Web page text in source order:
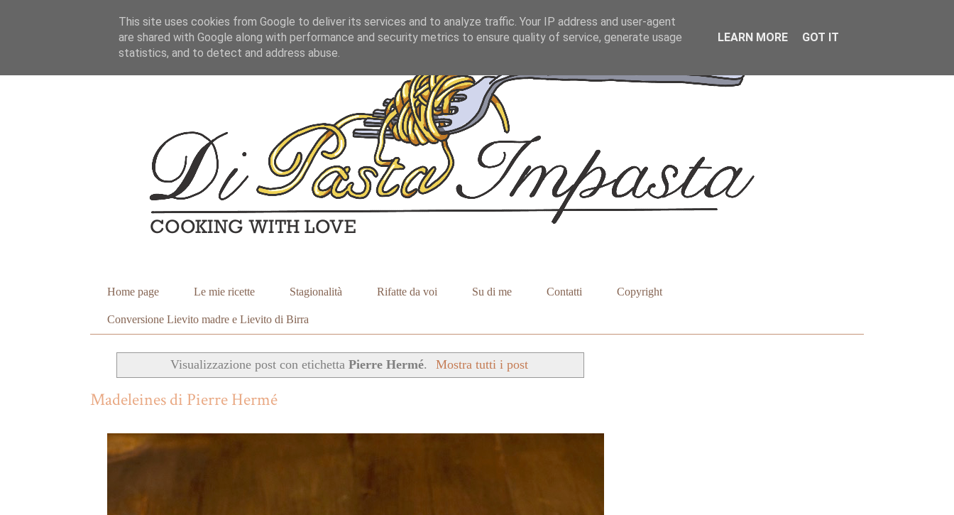
Home page Le mie ricette Stagionalità Rifatte da voi Su di me Contatti Copyright
Conversione Lievito madre e Lievito di Birra
Visualizzazione post con etichetta Pierre Hermé. Mostra tutti i post
Madeleines di Pierre Hermé
This site uses cookies from Google to deliver its services and to analyze traffic. Your IP address and user-agent
are shared with Google along with performance and security metrics to ensure quality of service, generate usage
statistics, and to detect and address abuse.
LEARN MORE GOT IT